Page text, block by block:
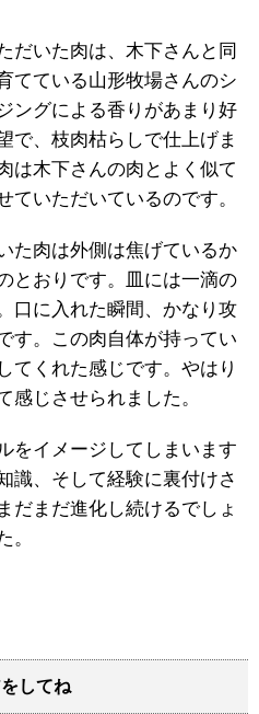
だいた肉は、木下さんと同
てている山形牧場さんのシ
ングによる香りがあまり好
で、枝肉枯らしで仕上げま
は木下さんの肉とよく似て
ていただいているのです。
た肉は外側は焦げているか
とおりです。皿には一滴の
口に入れた瞬間、かなり攻
す。この肉自体が持ってい
てくれた感じです。やはり
感じさせられました。
をイメージしてしまいます
識、そして経験に裏付けさ
だまだ進化し続けるでしょ
。
してね